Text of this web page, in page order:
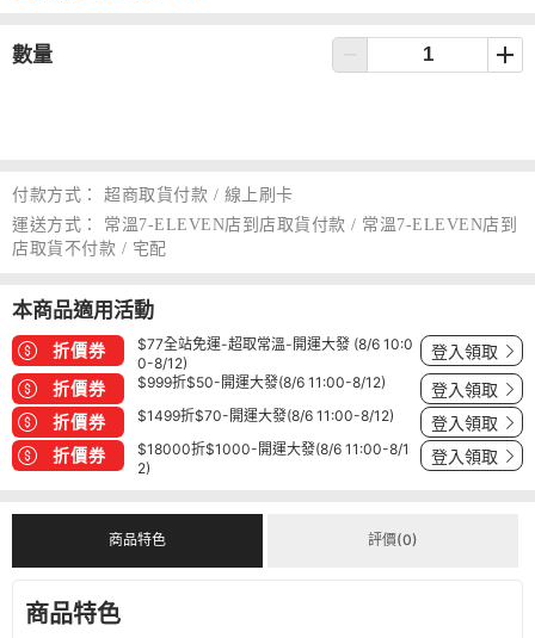
數量
付款方式：
超商取貨付款 / 線上刷卡
運送方式：
常溫7-ELEVEN店到店取貨付款 / 常溫7-ELEVEN店到
店取貨不付款 / 宅配
本商品適用活動
折價券
$77全站免運-超取常溫-開運大發 (8/6 10:0
0-8/12)
登入領取
折價券 $999折$50-開運大發(8/6 11:00-8/12) 登入領取
折價券 $1499折$70-開運大發(8/6 11:00-8/12) 登入領取
折價券
$18000折$1000-開運大發(8/6 11:00-8/1
2)
登入領取
商品特色 評價(0)
商品特色